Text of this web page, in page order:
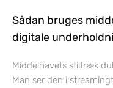
Sådan bruges
digitale
Middelhavets stiltræk
Man ser den i